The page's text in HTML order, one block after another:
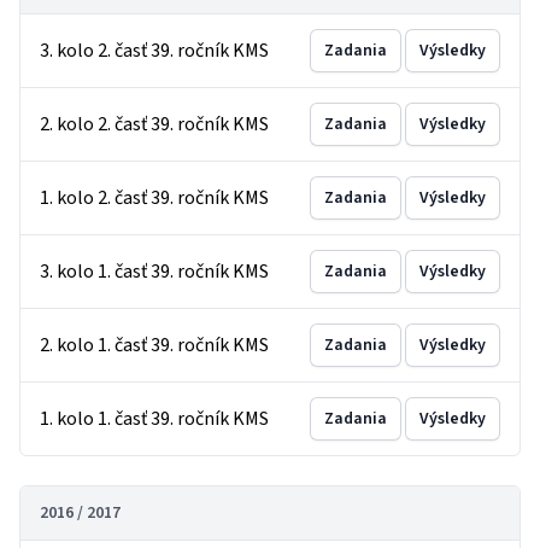
3. kolo 2. časť 39. ročník KMS Zadania Výsledky
2. kolo 2. časť 39. ročník KMS Zadania Výsledky
1. kolo 2. časť 39. ročník KMS Zadania Výsledky
3. kolo 1. časť 39. ročník KMS Zadania Výsledky
2. kolo 1. časť 39. ročník KMS Zadania Výsledky
1. kolo 1. časť 39. ročník KMS Zadania Výsledky
2016 / 2017